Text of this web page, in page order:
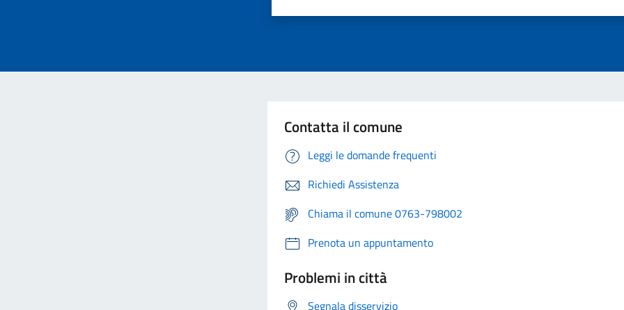
Contatta il comune
Leggi le domande frequenti
Richiedi Assistenza
Chiama il comune 0763-798002
Prenota un appuntamento
Problemi in città
Segnala disservizio